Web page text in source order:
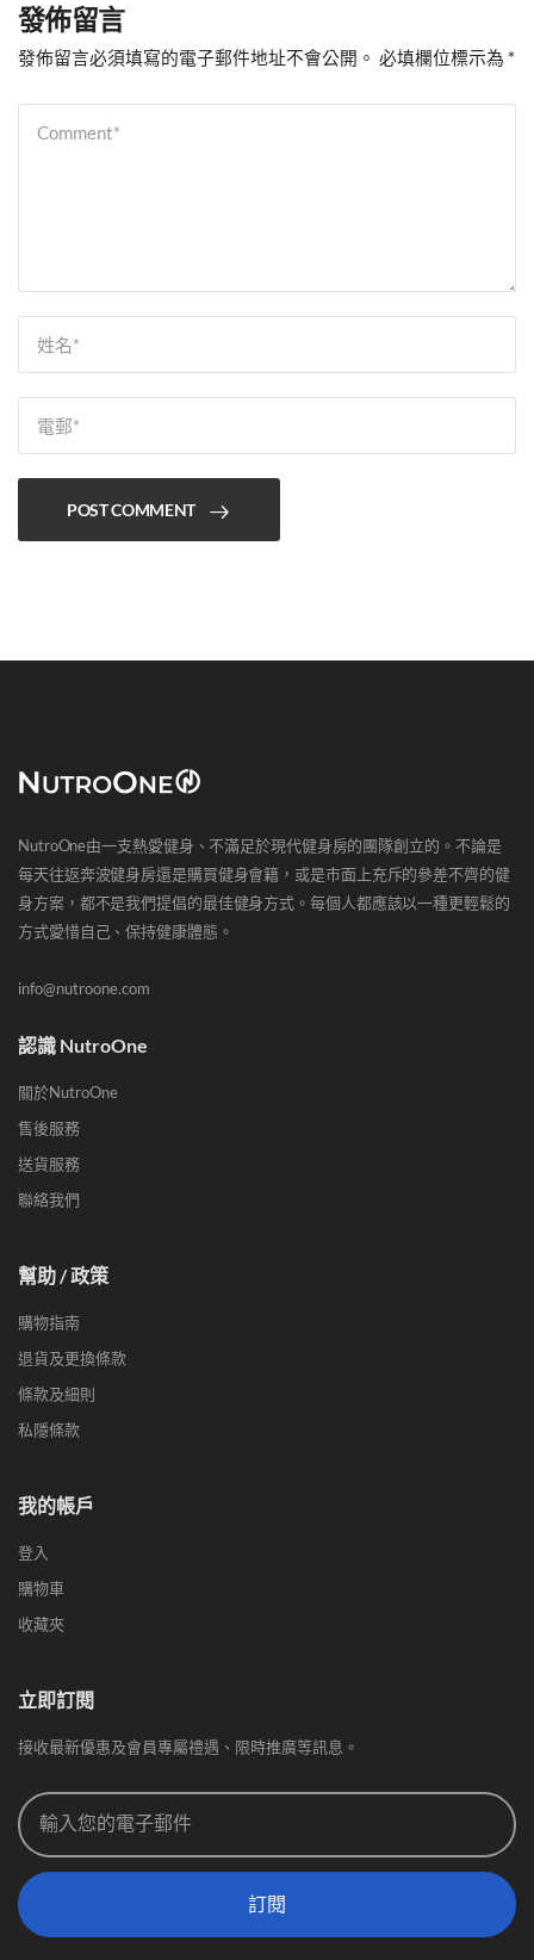
發佈留言
發佈留言必須填寫的電子郵件地址不會公開。 必填欄位標示為 *
POST COMMENT
NutroOne由一支熱愛健身、不滿足於現代健身房的團隊創立的。不論是
每天往返奔波健身房還是購買健身會籍，或是市面上充斥的參差不齊的健
身方案，都不是我們提倡的最佳健身方式。每個人都應該以一種更輕鬆的
方式愛惜自己、保持健康體態。
info@nutroone.com
認識 NutroOne
關於NutroOne
售後服務
送貨服務
聯絡我們
幫助 / 政策
購物指南
退貨及更換條款
條款及細則
私隱條款
我的帳戶
登入
購物車
收藏夾
立即訂閱
接收最新優惠及會員專屬禮遇、限時推廣等訊息。
訂閱